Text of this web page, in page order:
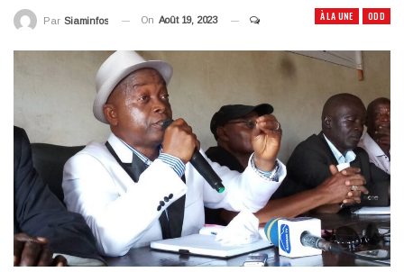
À LA UNE ODD
Par Siaminfos On Août 19, 2023